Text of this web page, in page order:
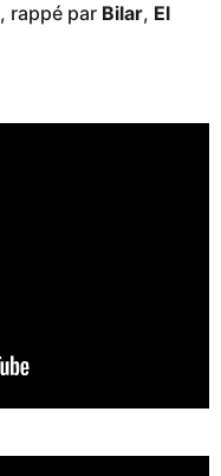
, rappé par Bilar, El